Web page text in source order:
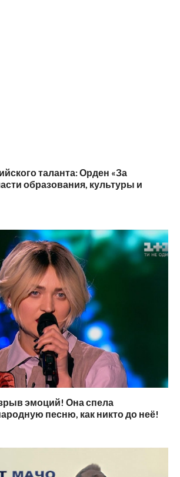
таланта: Орден «За
образования, культуры и
эмоций! Она спела
песню, как никто до неё!